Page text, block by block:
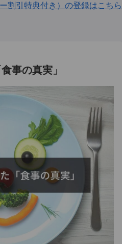
割引特典付き）の登録はこちら
事の真実」